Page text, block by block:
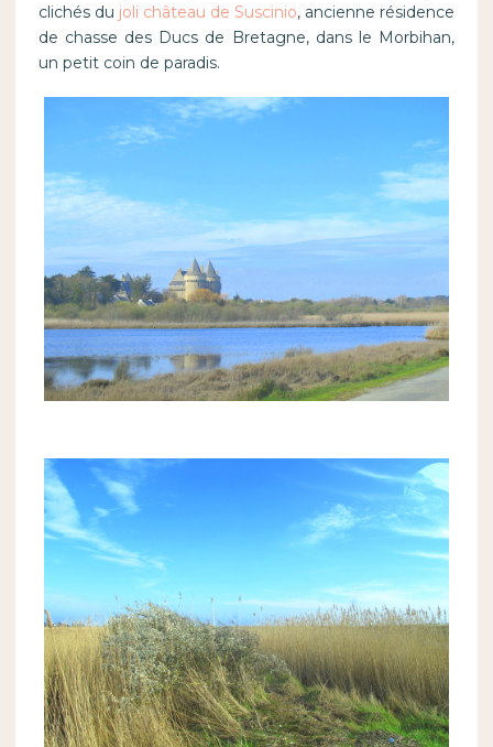
clichés du joli château de Suscinio, ancienne résidence
de chasse des Ducs de Bretagne, dans le Morbihan,
un petit coin de paradis.